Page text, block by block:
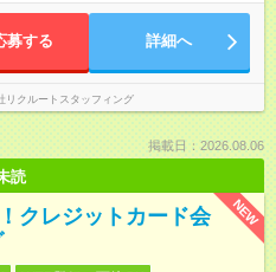
募する 詳細へ
リクルートスタッフィング
掲載日：2026.08.06
読
NEW
クレジットカード会